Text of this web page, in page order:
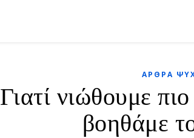
ΆΡΘΡΑ
Γιατί νιώθουμε
βοηθάμε